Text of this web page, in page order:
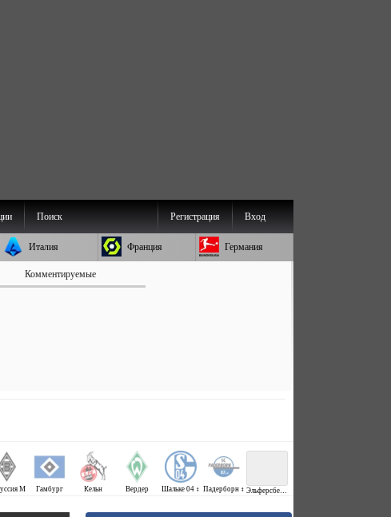
Поиск Вход
Регистрация
Италия Франция Германия
Комментируемые
М Гамбург Кельн Вердер Шальке 04 ↕ Падерборн ↕ Эльферсберг ↕